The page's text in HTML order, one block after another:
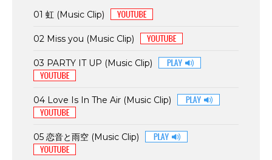
01 虹 (Music Clip)
02 Miss you (Music Clip)
03 PARTY IT UP (Music Clip)
04 Love Is In The Air (Music Clip)
05 恋音と雨空 (Music Clip)